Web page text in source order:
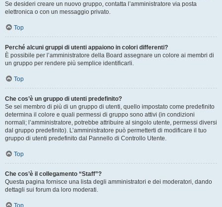
Se desideri creare un nuovo gruppo, contatta l’amministratore via posta
elettronica o con un messaggio privato.
Top
Perché alcuni gruppi di utenti appaiono in colori differenti?
È possibile per l’amministratore della Board assegnare un colore ai membri di
un gruppo per rendere più semplice identificarli.
Top
Che cos’è un gruppo di utenti predefinito?
Se sei membro di più di un gruppo di utenti, quello impostato come predefinito
determina il colore e quali permessi di gruppo sono attivi (in condizioni
normali; l’amministratore, potrebbe attribuire al singolo utente, permessi diversi
dal gruppo predefinito). L’amministratore può permetterti di modificare il tuo
gruppo di utenti predefinito dal Pannello di Controllo Utente.
Top
Che cos’è il collegamento “Staff”?
Questa pagina fornisce una lista degli amministratori e dei moderatori, dando
dettagli sui forum da loro moderati.
Top